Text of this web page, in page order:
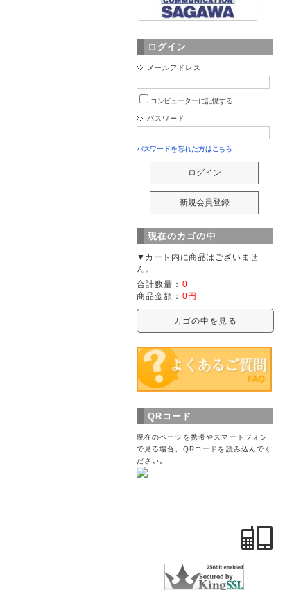
ログイン
メールアドレス
コンピューターに記憶する
パスワード
パスワードを忘れた方はこちら
現在のカゴの中
▼カート内に商品はございませ
ん。
合計数量： 0
商品金額： 0円
カゴの中を見る
QRコード
現在のページを携帯やスマートフォン
で見る場合、QRコードを読み込んでく
ださい。